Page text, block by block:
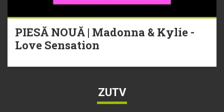
PIESĂ NOUĂ | Madonna & Kylie -
Love Sensation
ZUTV